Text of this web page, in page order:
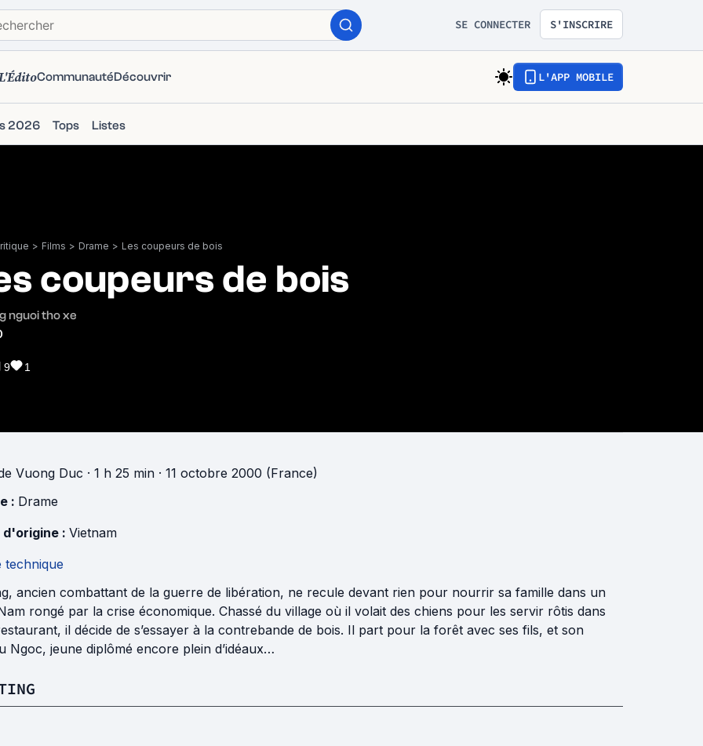
SE CONNECTER S'INSCRIRE
CommunautéDécouvrir L'APP MOBILE
2026 Tops Listes
> Films > Drame > Les coupeurs de bois
coupeurs de bois
nguoi tho xe
9 1
Vuong Duc · 1 h 25 min · 11 octobre 2000 (France)
: Drame
d'origine : Vietnam
technique
ancien combattant de la guerre de libération, ne recule devant rien pour nourrir sa famille dans un
rongé par la crise économique. Chassé du village où il volait des chiens pour les servir rôtis dans
il décide de s’essayer à la contrebande de bois. Il part pour la forêt avec ses fils, et son
Ngoc, jeune diplômé encore plein d’idéaux…